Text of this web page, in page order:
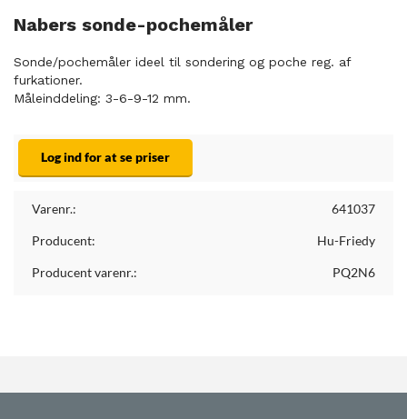
Nabers sonde-pochemåler
Sonde/pochemåler ideel til sondering og poche reg. af
furkationer.
Måleinddeling: 3-6-9-12 mm.
Log ind for at se priser
Varenr.: 641037
Producent: Hu-Friedy
Producent varenr.: PQ2N6